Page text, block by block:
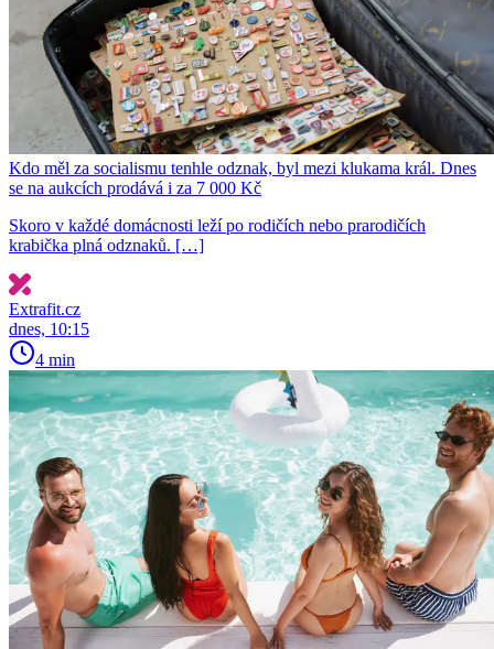
Kdo měl za socialismu tenhle odznak, byl mezi klukama král. Dnes
se na aukcích prodává i za 7 000 Kč
Skoro v každé domácnosti leží po rodičích nebo prarodičích
krabička plná odznaků. […]
Extrafit.cz
dnes, 10:15
4 min